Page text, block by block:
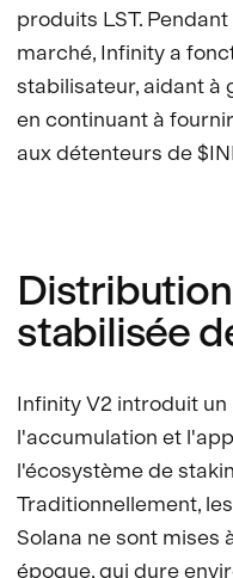
produits LST.
marché, Infinity a
stabilisateur, aidant à
en continuant à
aux détenteurs de
stabilisée
Infinity V2 introduit
l'accumulation et
l'écosystème de
Traditionnellement,
Solana ne sont mises
époque, qui dure